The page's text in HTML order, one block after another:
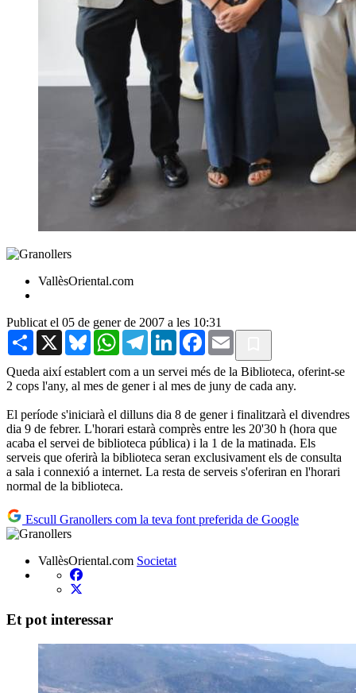
VallèsOriental.com
Publicat el 05 de gener de 2007 a les 10:31
Share X BlueskyWhatsAppTelegramLinkedInFacebook
Email
Queda així establert com a un servei més de la Biblioteca, oferint-se
2 cops l'any, al mes de gener i al mes de juny de cada any.
El període s'iniciarà el dilluns dia 8 de gener i finalitzarà el divendres
dia 9 de febrer. L'horari estarà comprès entre les 20'30 h (hora que
acaba el servei de biblioteca pública) i la 1 de la matinada. Els
serveis que oferirà la biblioteca seran exclusivament els de consulta
a sala i connexió a internet. La resta de serveis s'oferiran en l'horari
normal de la biblioteca.
Escull Granollers com la teva font preferida de Google
VallèsOriental.com Societat
Et pot interessar